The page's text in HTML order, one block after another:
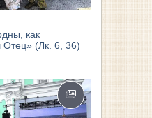
как
(Лк. 6, 36)